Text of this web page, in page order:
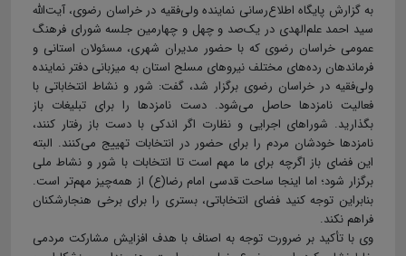
​​​​​​​به گزارش پایگاه اطلاع‌رسانی نماینده ولی‌فقیه در خراسان رضوی، آیت‌الله
سید احمد علم‌الهدی در یک‌صد و چهل و چهارمین جلسه شورای فرهنگ
عمومی خراسان رضوی که با حضور مدیران شهری، مسئولان استانی و
فرماندهان رده‌های مختلف نیروهای مسلح استان به میزبانی دفتر نماینده
ولی‌فقیه در خراسان رضوی برگزار شد، گفت: شور و نشاط انتخاباتی با
فعالیت نامزدها حاصل می‌شود. دست نامزدها را برای تبلیغات باز
بگذارید. شوراهای اجرایی و نظارت اگر اندکی با دست باز رفتار کنند،
نامزدها خودشان مردم را برای حضور در انتخابات تهییج می‌کنند. البته
این فضای باز اگرچه برای ما مهم است تا انتخابات با شور و نشاط ملی
برگزار شود؛ اما اینجا ساحت قدسی امام رضا(ع) از همه‌چیز مهم‌تر است.
بنابراین توجه کنید فضای انتخاباتی، بستری را برای برخی هنجارشکنان
فراهم نکند.
وی با تأکید بر ضرورت توجه به اصناف با هدف افزایش مشارکت مردمی